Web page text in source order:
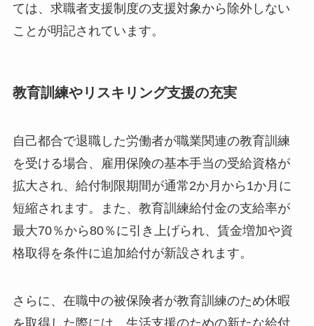
ては、求職者支援制度の支援対象から除外しない
ことが明記されています。
教育訓練やリスキリング支援の充実
自己都合で退職した労働者が職業関連の教育訓練
を受ける場合、雇用保険の基本手当の受給資格が
拡大され、給付制限期間が通常2か月から1か月に
短縮されます。また、教育訓練給付金の支給率が
最大70％から80％に引き上げられ、賃金増加や資
格取得を条件に追加給付が新設されます。
さらに、在職中の被保険者が教育訓練のため休暇